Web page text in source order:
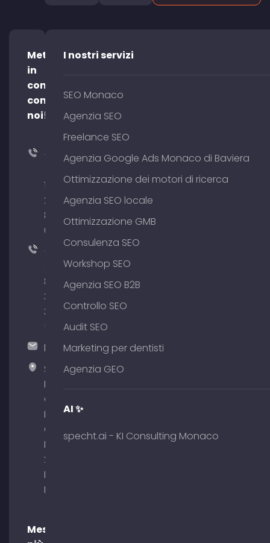
Mettetevi
in
contatto
con
noi!
+49
176
204
801
64
+49
89
380
375
hallo@timospecht.de
Specht
Marketing
GmbH –
Palais am
Obelisk
Briennerstr.
29 80333
Monaco di
Baviera
Messaggi
I nostri servizi
SEO Monaco
Agenzia SEO
Freelance SEO
Agenzia Google Ads Monaco di Baviera
Ottimizzazione dei motori di ricerca
Agenzia SEO locale
Ottimizzazione GMB
Consulenza SEO
Workshop SEO
Agenzia SEO B2B
Controllo SEO
Audit SEO
Marketing per dentisti
Agenzia GEO
AI ✨
specht.ai - KI Consulting Monaco